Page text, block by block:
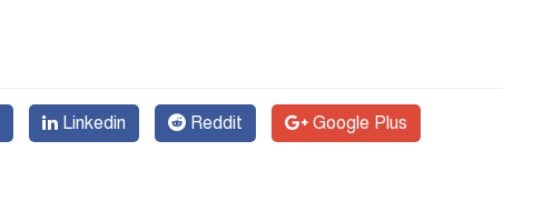
Linkedin Reddit Google Plus